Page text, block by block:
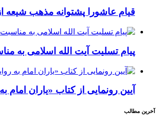
قیام عاشورا پشتوانه مذهب شیعه
پیام تسلیت آیت الله اسلامی به
آیین رونمایی از کتاب «یاران
آخرین مطالب